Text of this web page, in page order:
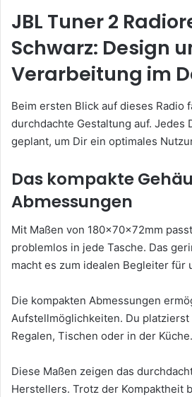
JBL Tuner 2
Schwarz: Design
Verarbeitung im
Beim ersten Blick auf dieses Radio
durchdachte Gestaltung auf. Jedes
geplant, um Dir ein optimales
Das kompakte
Abmessungen
Mit Maßen von 180x70x72mm
problemlos in jede Tasche. Das
macht es zum idealen Begleiter für
Die kompakten Abmessungen
Aufstellmöglichkeiten. Du platzierst
Regalen, Tischen oder in der Küche.
Diese Maßen zeigen das
Herstellers. Trotz der Kompaktheit